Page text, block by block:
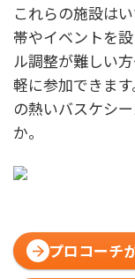
これらの施設は
帯やイベントを
ル調整が難しい
軽に参加できま
の熱いバスケシ
か。
プロコーチ
ンスを高め